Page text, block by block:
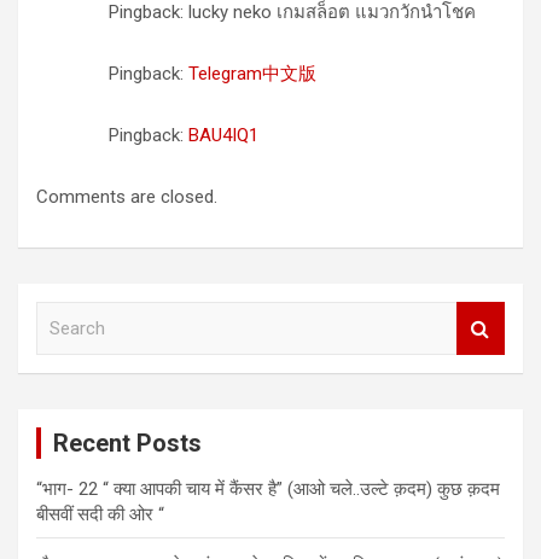
Pingback: lucky neko เกมสล็อต แมวกวักนำโชค
Pingback: Telegram中文版
Pingback: BAU4IQ1
Comments are closed.
Recent Posts
“भाग- 22 “ क्या आपकी चाय में कैंसर है” (आओ चले..उल्टे क़दम) कुछ क़दम
बीसवीं सदी की ओर “